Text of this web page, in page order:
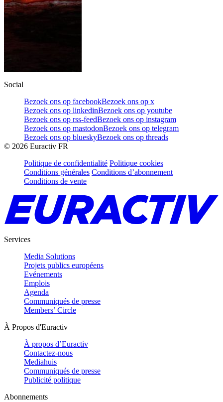
Social
Bezoek ons op facebookBezoek ons op x
Bezoek ons op linkedinBezoek ons op youtube
Bezoek ons op rss-feedBezoek ons op instagram
Bezoek ons op mastodonBezoek ons op telegram
Bezoek ons op blueskyBezoek ons op threads
© 2026 Euractiv FR
Politique de confidentialité Politique cookies
Conditions générales Conditions d’abonnement
Conditions de vente
Services
Media Solutions
Projets publics européens
Evénements
Emplois
Agenda
Communiqués de presse
Members’ Circle
À Propos d'Euractiv
À propos d’Euractiv
Contactez-nous
Mediahuis
Communiqués de presse
Publicité politique
Abonnements